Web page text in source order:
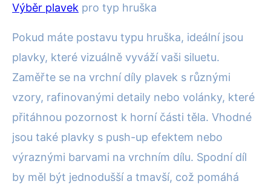
Výběr plavek pro typ hruška
Pokud máte postavu typu hruška, ideální jsou
plavky, které vizuálně vyváží vaši siluetu.
Zaměřte se na vrchní díly plavek s různými
vzory, rafinovanými detaily nebo volánky, které
přitáhnou pozornost k horní části těla. Vhodné
jsou také plavky s push-up efektem nebo
výraznými barvami na vrchním dílu. Spodní díl
by měl být jednodušší a tmavší, což pomáhá